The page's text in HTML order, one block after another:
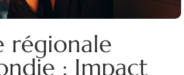
régionale
: Impact